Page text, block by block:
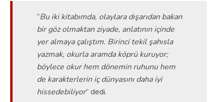
“Bu iki kitabımda, olaylara dışarıdan bakan
bir göz olmaktan ziyade, anlatının içinde
yer almaya çalıştım. Birinci tekil şahısla
yazmak, okurla aramda köprü kuruyor;
böylece okur hem dönemin ruhunu hem
de karakterlerin iç dünyasını daha iyi
hissedebiliyor” dedi.